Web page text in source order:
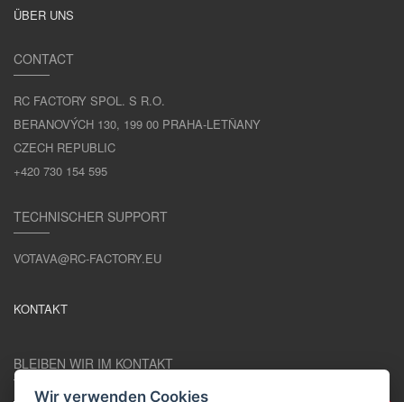
ÜBER UNS
CONTACT
RC FACTORY SPOL. S R.O.
BERANOVÝCH 130, 199 00 PRAHA-LETŇANY
CZECH REPUBLIC
+420 730 154 595
TECHNISCHER SUPPORT
VOTAVA@RC-FACTORY.EU
KONTAKT
BLEIBEN WIR IM KONTAKT
Wir verwenden Cookies